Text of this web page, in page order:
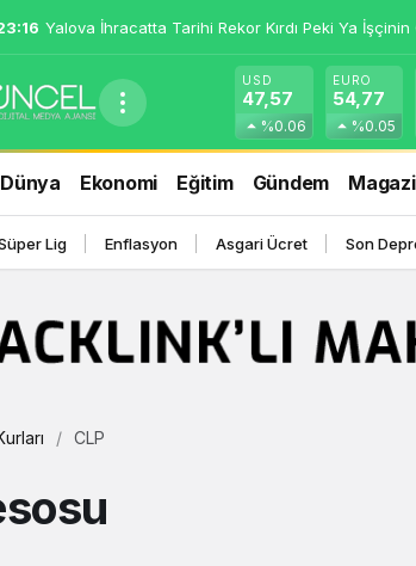
Yalova İhracatta Tarihi Rekor Kırdı Peki Ya İşçinin
USD
47,57
%0.06
EURO
54,77
%0.05
Dünya Ekonomi Eğitim Gündem
Lig Enflasyon Asgari Ücret Son
CLP